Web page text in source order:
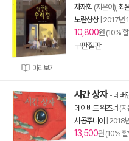
미리보기
차재혁 (지은이), 최
노란상상| 2017년
10,800원 (10%
구판절판
시간 상자- 네버
데이비드 위즈너 (
시공주니어 2018
13,500원 (10%